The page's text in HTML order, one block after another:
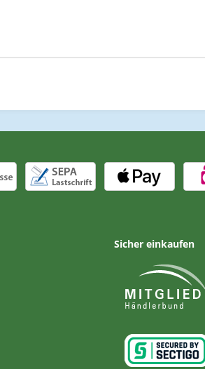
Sicher einkaufen